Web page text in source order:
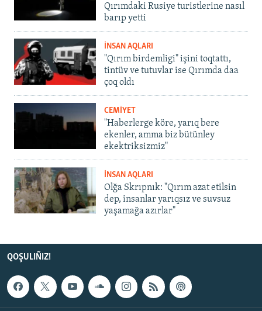
Qırımdaki Rusiye turistlerine nasıl
barıp yetti
İNSAN AQLARI
"Qırım birdemligi" işini toqtattı,
tintüv ve tutuvlar ise Qırımda daa
çoq oldı
CEMİYET
"Haberlerge köre, yarıq bere
ekenler, amma biz bütünley
ekektriksizmiz"
İNSAN AQLARI
Olğa Skrıpnık: "Qırım azat etilsin
dep, insanlar yarıqsız ve suvsuz
yaşamağa azırlar"
QOŞULIÑIZ!